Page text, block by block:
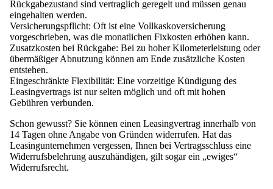
Rückgabezustand sind vertraglich geregelt und müssen genau
eingehalten werden.
Versicherungspflicht: Oft ist eine Vollkaskoversicherung
vorgeschrieben, was die monatlichen Fixkosten erhöhen kann.
Zusatzkosten bei Rückgabe: Bei zu hoher Kilometerleistung oder
übermäßiger Abnutzung können am Ende zusätzliche Kosten
entstehen.
Eingeschränkte Flexibilität: Eine vorzeitige Kündigung des
Leasingvertrags ist nur selten möglich und oft mit hohen
Gebühren verbunden.
Schon gewusst? Sie können einen Leasingvertrag innerhalb von
14 Tagen ohne Angabe von Gründen widerrufen. Hat das
Leasingunternehmen vergessen, Ihnen bei Vertragsschluss eine
Widerrufsbelehrung auszuhändigen, gilt sogar ein „ewiges“
Widerrufsrecht.